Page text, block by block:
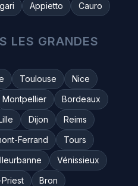
Appietto Cauro
LES GRANDES
Toulouse
Nice
Montpellier
Bordeaux
Dijon
Reims
Ferrand
Tours
Vénissieux
Bron